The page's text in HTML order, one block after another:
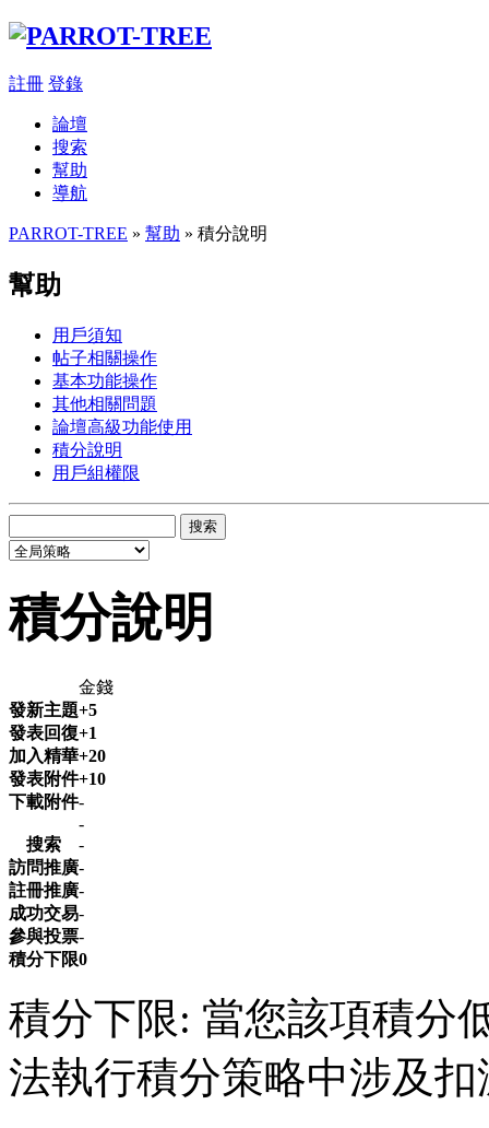
註冊 登錄
論壇
搜索
幫助
導航
PARROT-TREE » 幫助 » 積分說明
幫助
用戶須知
帖子相關操作
基本功能操作
其他相關問題
論壇高級功能使用
積分說明
用戶組權限
搜索
積分說明
金錢
發新主題+5
發表回復+1
加入精華+20
發表附件+10
下載附件-
-
搜索
-
訪問推廣-
註冊推廣-
成功交易-
參與投票-
積分下限0
積分下限: 當您該項積分
法執行積分策略中涉及